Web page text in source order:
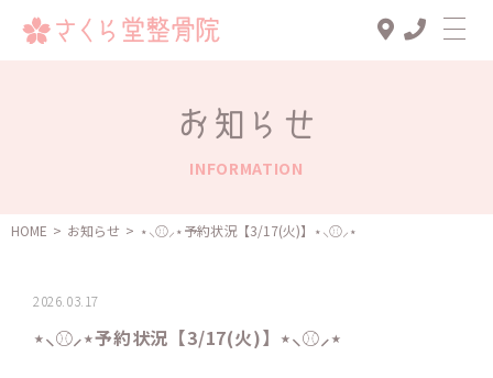
診療メニュー
スタッフ一覧
お知らせ
INFORMATION
HOME > お知らせ > ⋆⸜⚾️⸝‍⋆予約状況【3/17(火)】⋆⸜⚾️⸝‍⋆
2026.03.17
⋆⸜⚾️⸝‍⋆予約状況【3/17(火)】⋆⸜⚾️⸝‍⋆